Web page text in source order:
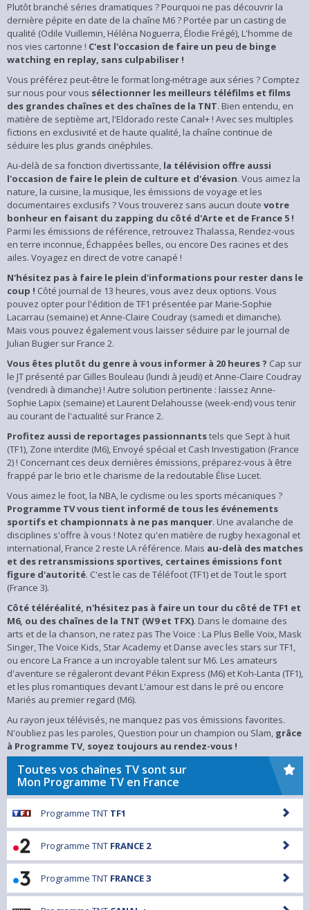
Plutôt branché séries dramatiques ? Pourquoi ne pas découvrir la
dernière pépite en date de la chaîne M6 ? Portée par un casting de
qualité (Odile Vuillemin, Héléna Noguerra, Élodie Frégé), L'homme de
nos vies cartonne ! C'est l'occasion de faire un peu de binge
watching en replay, sans culpabiliser !
Vous préférez peut-être le format long-métrage aux séries ? Comptez
sur nous pour vous sélectionner les meilleurs téléfilms et films
des grandes chaînes et des chaînes de la TNT. Bien entendu, en
matière de septième art, l'Eldorado reste Canal+ ! Avec ses multiples
fictions en exclusivité et de haute qualité, la chaîne continue de
séduire les plus grands cinéphiles.
Au-delà de sa fonction divertissante, la télévision offre aussi
l'occasion de faire le plein de culture et d'évasion. Vous aimez la
nature, la cuisine, la musique, les émissions de voyage et les
documentaires exclusifs ? Vous trouverez sans aucun doute votre
bonheur en faisant du zapping du côté d'Arte et de France 5 !
Parmi les émissions de référence, retrouvez Thalassa, Rendez-vous
en terre inconnue, Échappées belles, ou encore Des racines et des
ailes. Voyagez en direct de votre canapé !
N'hésitez pas à faire le plein d'informations pour rester dans le
coup ! Côté journal de 13 heures, vous avez deux options. Vous
pouvez opter pour l'édition de TF1 présentée par Marie-Sophie
Lacarrau (semaine) et Anne-Claire Coudray (samedi et dimanche).
Mais vous pouvez également vous laisser séduire par le journal de
Julian Bugier sur France 2.
Vous êtes plutôt du genre à vous informer à 20 heures ? Cap sur
le JT présenté par Gilles Bouleau (lundi à jeudi) et Anne-Claire Coudray
(vendredi à dimanche) ! Autre solution pertinente : laissez Anne-
Sophie Lapix (semaine) et Laurent Delahousse (week-end) vous tenir
au courant de l'actualité sur France 2.
Profitez aussi de reportages passionnantstels que Sept à huit
(TF1), Zone interdite (M6), Envoyé spécial et Cash Investigation (France
2) ! Concernant ces deux dernières émissions, préparez-vous à être
frappé par le brio et le charisme de la redoutable Élise Lucet.
Vous aimez le foot, la NBA, le cyclisme ou les sports mécaniques ?
Programme TV vous tient informé de tous les événements
sportifs et championnats à ne pas manquer. Une avalanche de
disciplines s'offre à vous ! Notez qu'en matière de rugby hexagonal et
international, France 2 reste LA référence. Mais au-delà des matches
et des retransmissions sportives, certaines émissions font
figure d'autorité. C'est le cas de Téléfoot (TF1) et de Tout le sport
(France 3).
Côté téléréalité, n'hésitez pas à faire un tour du côté de TF1 et
M6, ou des chaînes de la TNT (W9 et TFX). Dans le domaine des
arts et de la chanson, ne ratez pas The Voice : La Plus Belle Voix, Mask
Singer, The Voice Kids, Star Academy et Danse avec les stars sur TF1,
ou encore La France a un incroyable talent sur M6. Les amateurs
d'aventure se régaleront devant Pékin Express (M6) et Koh-Lanta (TF1),
et les plus romantiques devant L'amour est dans le pré ou encore
Mariés au premier regard (M6).
Au rayon jeux télévisés, ne manquez pas vos émissions favorites.
N'oubliez pas les paroles, Question pour un champion ou Slam, grâce
à Programme TV, soyez toujours au rendez-vous !
Toutes vos chaînes TV sont sur
Mon Programme TV en France
Programme TNT TF1
Programme TNT FRANCE 2
Programme TNT FRANCE 3